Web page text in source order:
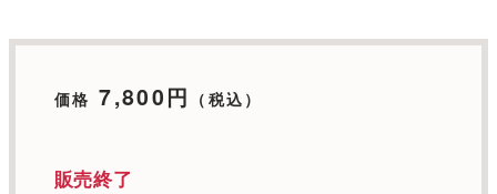
価格 7,800円 （税込）
販売終了